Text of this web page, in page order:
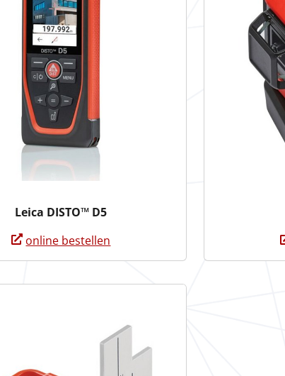
Leica DISTO™ D5
online bestellen